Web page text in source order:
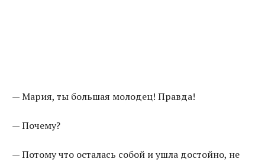
— Мария, ты большая молодец! Правда!
— Почему?
— Потому что осталась собой и ушла достойно, не